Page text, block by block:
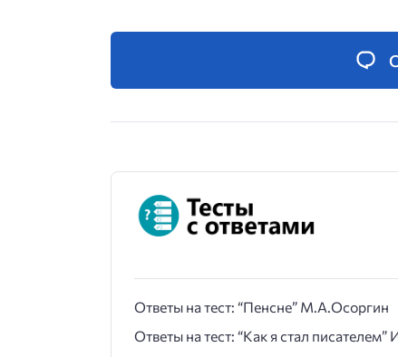
Ответы на тест: “Пенсне” М.А.Осоргин
Ответы на тест: “Как я стал